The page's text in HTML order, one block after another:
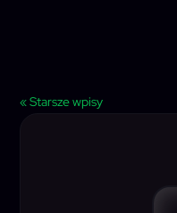
« Starsze wpisy